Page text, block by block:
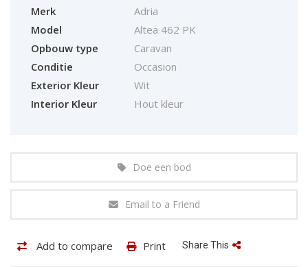
Merk
Adria
Model
Altea 462 PK
Opbouw type
Caravan
Conditie
Occasion
Exterior Kleur
Wit
Interior Kleur
Hout kleur
Doe een bod
Email to a Friend
Add to compare Print Share This